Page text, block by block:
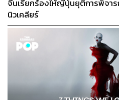
จีนเรียกร้องให้ญี่ปุ่นยุติการพิจา
นิวเคลียร์